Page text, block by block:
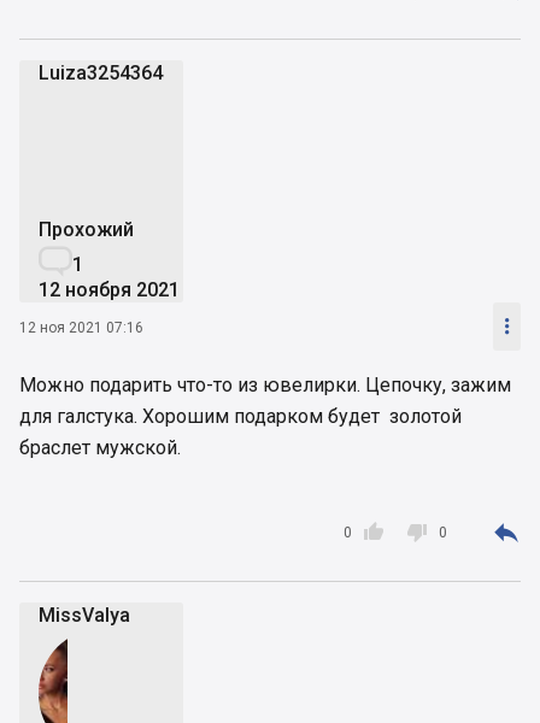
Luiza3254364
Прохожий
1
12 ноября 2021
12 ноя 2021 07:16 
Можно подарить что-то из ювелирки. Цепочку, зажим
для галстука. Хорошим подарком будет золотой
браслет мужской.

0  0 
MissValya